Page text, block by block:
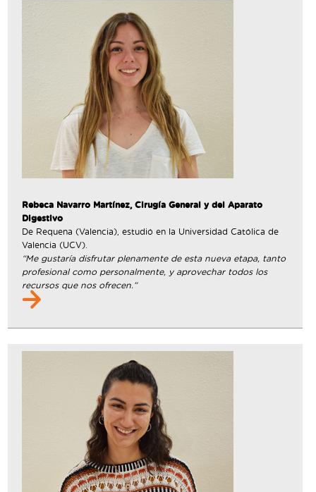
Rebeca Navarro Martínez, Cirugía General y del Aparato
Digestivo
De Requena (Valencia), estudió en la Universidad Católica de
Valencia (UCV).
“Me gustaría disfrutar plenamente de esta nueva etapa, tanto
profesional como personalmente, y aprovechar todos los
recursos que nos ofrecen.”